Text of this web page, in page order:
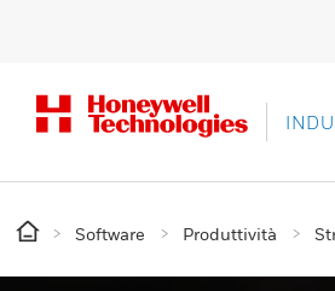
Software Produttività